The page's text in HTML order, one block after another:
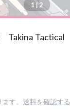
1 | 2
Takina Tactical
す。 送料を確認する